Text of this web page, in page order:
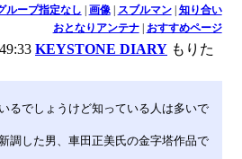
ループ指定なし | 画像| スブルマン| 知り合い
おとなりアンテナ| おすすめページ
KEYSTONE DIARY もりた
るでしょうけど知っている人は多いで
調した男、車田正美氏の金字塔作品で